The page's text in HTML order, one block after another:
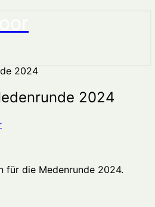
2024
2024
Medenrunde 2024. UPDATE